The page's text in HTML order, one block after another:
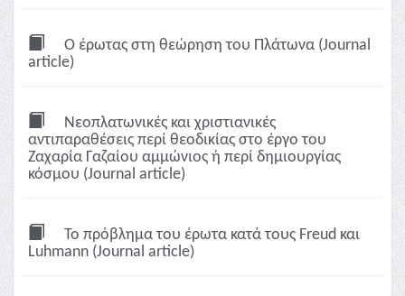
Ο έρωτας στη θεώρηση του Πλάτωνα (Journal
article)
Νεοπλατωνικές και χριστιανικές
αντιπαραθέσεις περί θεοδικίας στο έργο του
Ζαχαρία Γαζαίου αμμώνιος ή περί δημιουργίας
κόσμου (Journal article)
Το πρόβλημα του έρωτα κατά τους Freud και
Luhmann (Journal article)